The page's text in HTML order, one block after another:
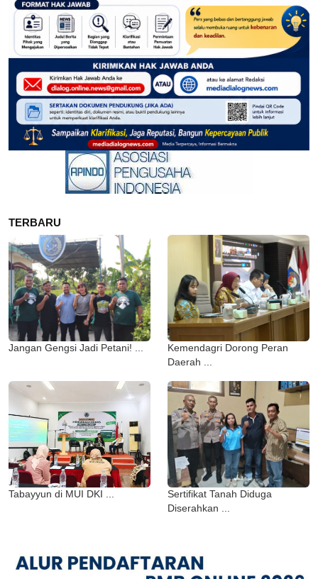
TERBARU
Jangan Gengsi Jadi Petani! ...
Kemendagri Dorong Peran
Daerah ...
Tabayyun di MUI DKI ...
Sertifikat Tanah Diduga
Diserahkan ...